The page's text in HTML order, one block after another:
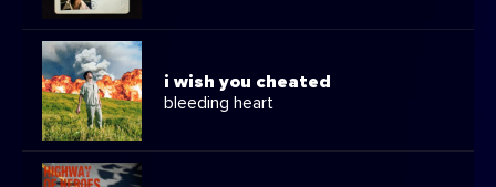
i wish you cheated
bleeding heart